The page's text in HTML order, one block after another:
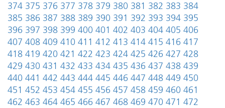
374 375 376 377 378 379 380 381 382 383 384
385 386 387 388 389 390 391 392 393 394 395
396 397 398 399 400 401 402 403 404 405 406
407 408 409 410 411 412 413 414 415 416 417
418 419 420 421 422 423 424 425 426 427 428
429 430 431 432 433 434 435 436 437 438 439
440 441 442 443 444 445 446 447 448 449 450
451 452 453 454 455 456 457 458 459 460 461
462 463 464 465 466 467 468 469 470 471 472